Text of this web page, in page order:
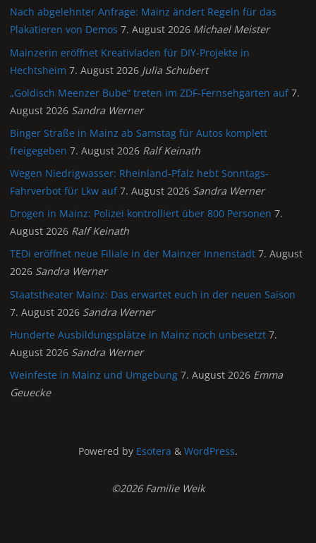
Nach abgelehnter Anfrage: Mainz ändert Regeln für das
Plakatieren von Demos 7. August 2026 Michael Meister
Mainzerin eröffnet Kreativladen für DIY-Projekte in
Hechtsheim 7. August 2026 Julia Schubert
„Goldisch Meenzer Bube“ treten im ZDF-Fernsehgarten auf 7.
August 2026 Sandra Werner
Binger Straße in Mainz ab Samstag für Autos komplett
freigegeben 7. August 2026 Ralf Keinath
Wegen Niedrigwasser: Rheinland-Pfalz hebt Sonntags-
Fahrverbot für Lkw auf 7. August 2026 Sandra Werner
Drogen in Mainz: Polizei kontrolliert über 800 Personen 7.
August 2026 Ralf Keinath
TEDi eröffnet neue Filiale in der Mainzer Innenstadt 7. August
2026 Sandra Werner
Staatstheater Mainz: Das erwartet euch in der neuen Saison
7. August 2026 Sandra Werner
Hunderte Ausbildungsplätze in Mainz noch unbesetzt 7.
August 2026 Sandra Werner
Weinfeste in Mainz und Umgebung 7. August 2026 Emma
Geuecke
Powered by Esotera & WordPress.
©2026 Familie Weik